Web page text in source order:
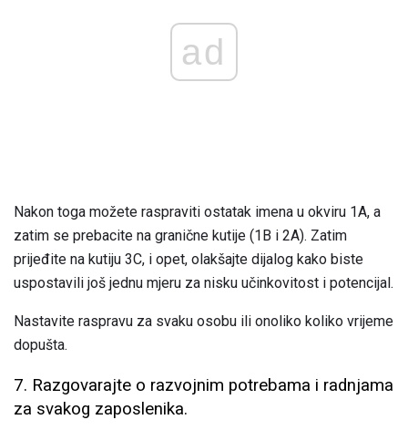
ad
Nakon toga možete raspraviti ostatak imena u okviru 1A, a
zatim se prebacite na granične kutije (1B i 2A). Zatim
prijeđite na kutiju 3C, i opet, olakšajte dijalog kako biste
uspostavili još jednu mjeru za nisku učinkovitost i potencijal.
Nastavite raspravu za svaku osobu ili onoliko koliko vrijeme
dopušta.
7. Razgovarajte o razvojnim potrebama i radnjama
za svakog zaposlenika.